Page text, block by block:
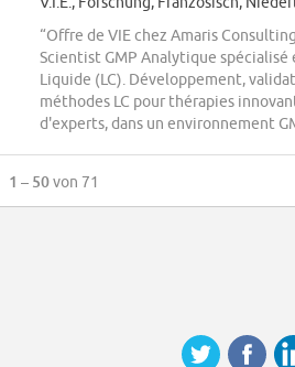
“Offre de VIE chez Amaris
Scientist GMP Analytique spécialisé
Liquide (LC). Développement,
méthodes LC pour thérapies
d'experts, dans un environnement
1 – 50von 71